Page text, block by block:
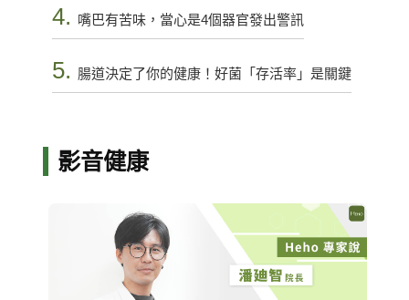
4. 嘴巴有苦味，當心是4個器官發出警訊
5. 腸道決定了你的健康！好菌「存活率」是關鍵
影音健康